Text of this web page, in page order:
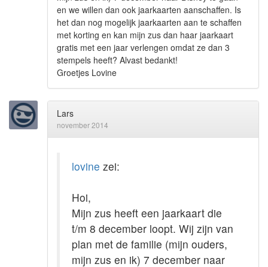
en we willen dan ook jaarkaarten aanschaffen. Is
het dan nog mogelijk jaarkaarten aan te schaffen
met korting en kan mijn zus dan haar jaarkaart
gratis met een jaar verlengen omdat ze dan 3
stempels heeft? Alvast bedankt!
Groetjes Lovine
Lars
november 2014
lovine zei:
Hoi,
Mijn zus heeft een jaarkaart die
t/m 8 december loopt. Wij zijn van
plan met de familie (mijn ouders,
mijn zus en ik) 7 december naar